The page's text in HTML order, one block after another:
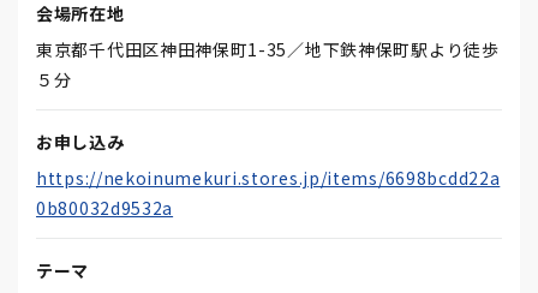
会場所在地
東京都千代田区神田神保町1-35／地下鉄神保町駅より徒歩
５分
お申し込み
https://nekoinumekuri.stores.jp/items/6698bcdd22a
0b80032d9532a
テーマ